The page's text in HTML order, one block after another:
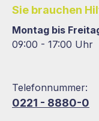
Sie brauchen
Montag bis
09:00 - 17:00 Uhr
Telefonnummer:
0221 - 8880-0